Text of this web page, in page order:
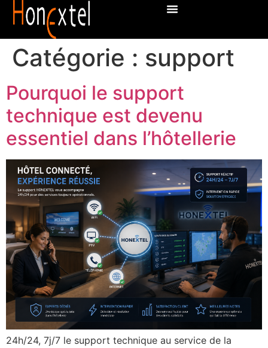
Catégorie : support
Pourquoi le support
technique est devenu
essentiel dans l’hôtellerie
24h/24, 7j/7 le support technique au service de la